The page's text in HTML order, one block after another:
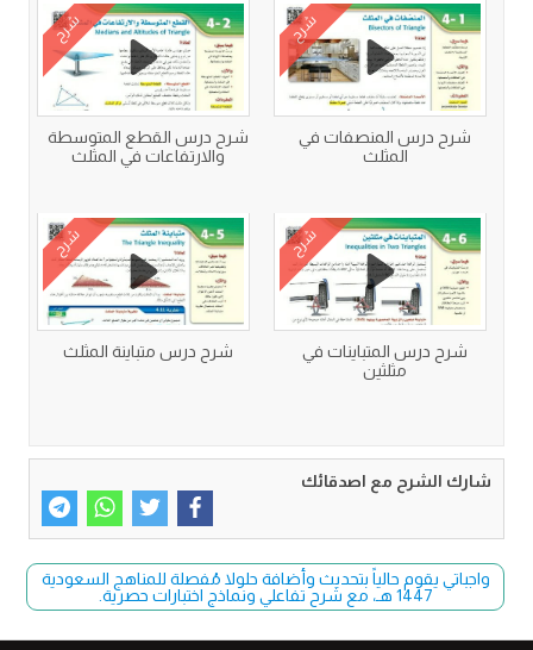
شرح
شرح درس المنصفات في
المثلث
شرح
شرح درس القطع المتوسطة
والارتفاعات في المثلث
شرح
شرح درس المتباينات في
مثلثين
شرح
شرح درس متباينة المثلث
شارك الشرح مع اصدقائك
واجباتي يقوم حالياً بتحديث وأضافة حلولا مُفصلة للمناهج السعودية
1447 هـ، مع شرح تفاعلي ونماذج اختبارات حصرية.